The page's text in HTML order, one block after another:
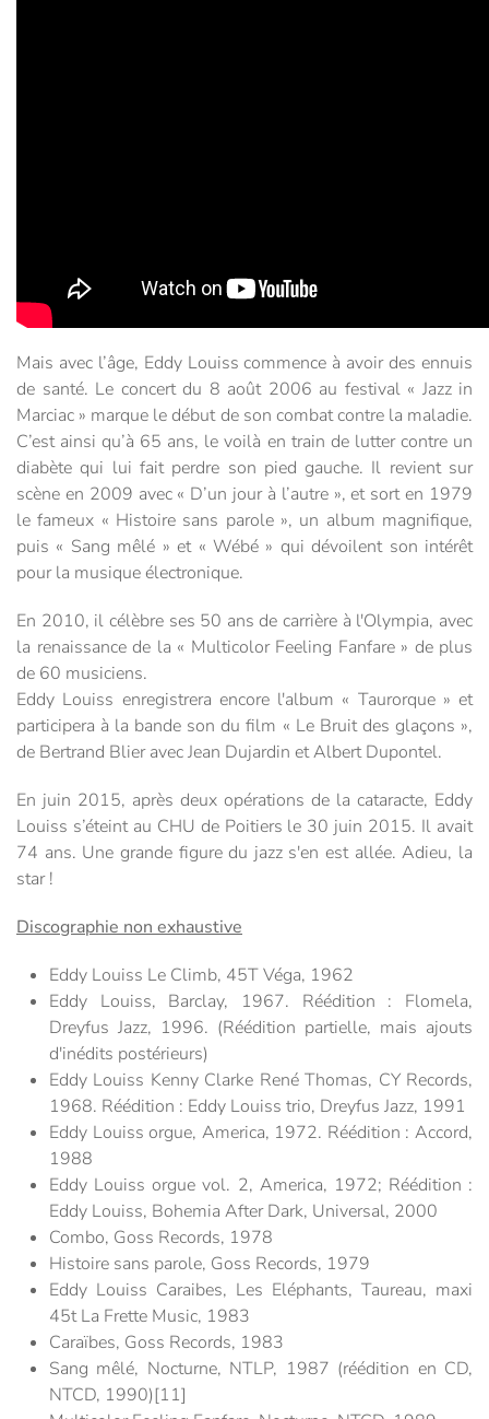
Mais avec l’âge, Eddy Louiss commence à avoir des ennuis
de santé. Le concert du 8 août 2006 au festival « Jazz in
Marciac » marque le début de son combat contre la maladie.
C’est ainsi qu’à 65 ans, le voilà en train de lutter contre un
diabète qui lui fait perdre son pied gauche. Il revient sur
scène en 2009 avec « D’un jour à l’autre », et sort en 1979
le fameux « Histoire sans parole », un album magnifique,
puis « Sang mêlé » et « Wébé » qui dévoilent son intérêt
pour la musique électronique.
En 2010, il célèbre ses 50 ans de carrière à l'Olympia, avec
la renaissance de la « Multicolor Feeling Fanfare » de plus
de 60 musiciens.
Eddy Louiss enregistrera encore l'album « Taurorque » et
participera à la bande son du film « Le Bruit des glaçons »,
de Bertrand Blier avec Jean Dujardin et Albert Dupontel.
En juin 2015, après deux opérations de la cataracte, Eddy
Louiss s’éteint au CHU de Poitiers le 30 juin 2015. Il avait
74 ans. Une grande figure du jazz s'en est allée. Adieu, la
star !
Discographie non exhaustive
Eddy Louiss Le Climb, 45T Véga, 1962
Eddy Louiss, Barclay, 1967. Réédition : Flomela,
Dreyfus Jazz, 1996. (Réédition partielle, mais ajouts
d'inédits postérieurs)
Eddy Louiss Kenny Clarke René Thomas, CY Records,
1968. Réédition : Eddy Louiss trio, Dreyfus Jazz, 1991
Eddy Louiss orgue, America, 1972. Réédition : Accord,
1988
Eddy Louiss orgue vol. 2, America, 1972; Réédition :
Eddy Louiss, Bohemia After Dark, Universal, 2000
Combo, Goss Records, 1978
Histoire sans parole, Goss Records, 1979
Eddy Louiss Caraibes, Les Eléphants, Taureau, maxi
45t La Frette Music, 1983
Caraïbes, Goss Records, 1983
Sang mêlé, Nocturne, NTLP, 1987 (réédition en CD,
NTCD, 1990)[11]